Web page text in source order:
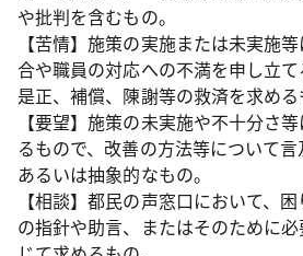
や批判を含むもの。
【苦情】施策の実施または未実施
合や職員の対応への不満を申し立
是正、補償、陳謝等の救済を求める
【要望】施策の未実施や不十分さ
るもので、改善の方法等について言
あるいは抽象的なもの。
【相談】都民の声窓口において、
の指針や助言、またはそのために